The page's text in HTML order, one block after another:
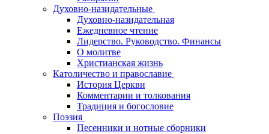
Духовно-назидательные
Духовно-назидательная
Ежедневное чтение
Лидерство. Руководство. Финансы
О молитве
Христианская жизнь
Католичество и православие
История Церкви
Комментарии и толкования
Традиция и богословие
Поэзия
Песенники и нотные сборники